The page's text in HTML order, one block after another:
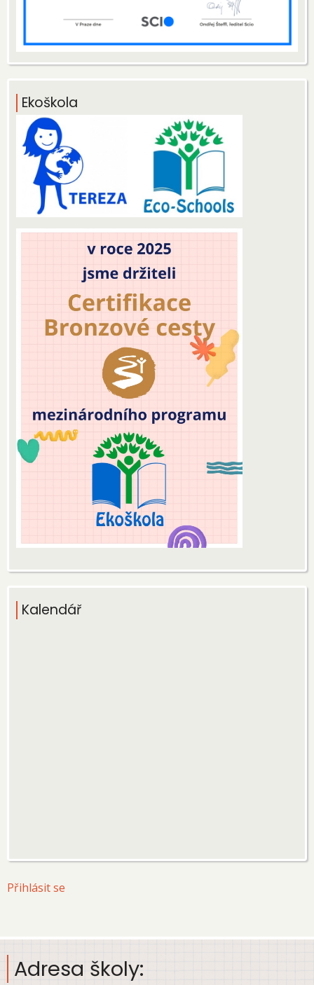
Ekoškola
Kalendář
User
menu
Přihlásit se
Adresa školy: